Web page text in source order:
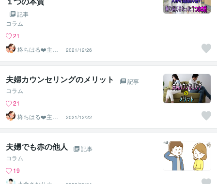
記事
コラム
21
柊ちはる❤️主婦
のお悩み相談Ro
om❤️
2021/12/26
夫婦カウンセリングのメリット
記事
コラム
21
柊ちはる❤️主婦
のお悩み相談Ro
om❤️
2021/12/22
夫婦でも赤の他人
記事
コラム
19